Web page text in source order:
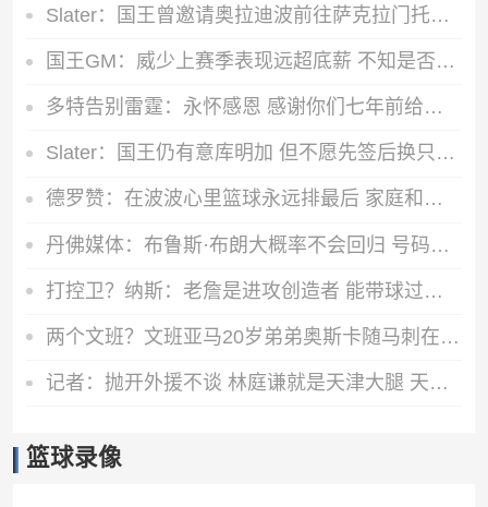
Slater：国王曾邀请奥拉迪波前往萨克拉门托单独试训
国王GM：威少上赛季表现远超底薪 不知是否愿意回归扮演更小角色
多特告别雷霆：永怀感恩 感谢你们七年前给默默无闻的我一次机会
Slater：国王仍有意库明加 但不愿先签后换只能提供底薪 谈判停滞
德罗赞：在波波心里篮球永远排最后 家庭和其他一切都在篮球之前
丹佛媒体：布鲁斯·布朗大概率不会回归 号码被穿&球队总薪资过高
打控卫？纳斯：老詹是进攻创造者 能带球过半场并为队友创造机会
两个文班？文班亚马20岁弟弟奥斯卡随马刺在巴黎参加训练
记者：抛开外援不谈 林庭谦就是天津大腿 天津新赛季有点难
篮球录像